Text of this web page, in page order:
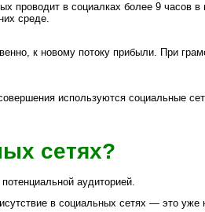
проводит в социалках более 9 часов
среде.
к новому потоку прибыли. При
используются социальные
сетях?
аудиторией.
в социальных сетях — это уже